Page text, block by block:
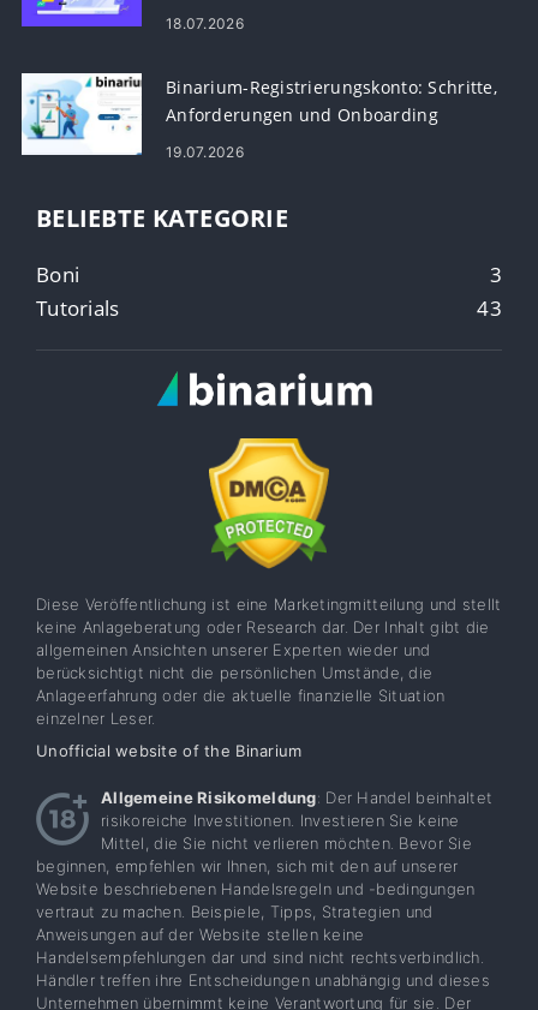
lesen, Risiken verwalten
18.07.2026
Binarium-Registrierungskonto: Schritte,
Anforderungen und Onboarding
19.07.2026
BELIEBTE KATEGORIE
Boni
3
Tutorials
43
Diese Veröffentlichung ist eine Marketingmitteilung und stellt
keine Anlageberatung oder Research dar. Der Inhalt gibt die
allgemeinen Ansichten unserer Experten wieder und
berücksichtigt nicht die persönlichen Umstände, die
Anlageerfahrung oder die aktuelle finanzielle Situation
einzelner Leser.
Unofficial website of the Binarium
Allgemeine Risikomeldung: Der Handel beinhaltet
risikoreiche Investitionen. Investieren Sie keine
Mittel, die Sie nicht verlieren möchten. Bevor Sie
beginnen, empfehlen wir Ihnen, sich mit den auf unserer
Website beschriebenen Handelsregeln und -bedingungen
vertraut zu machen. Beispiele, Tipps, Strategien und
Anweisungen auf der Website stellen keine
Handelsempfehlungen dar und sind nicht rechtsverbindlich.
Händler treffen ihre Entscheidungen unabhängig und dieses
Unternehmen übernimmt keine Verantwortung für sie. Der